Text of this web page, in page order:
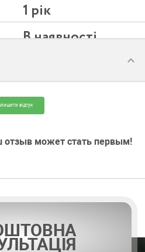
1 рік
В наявності
відгук
отзыв может стать первым!